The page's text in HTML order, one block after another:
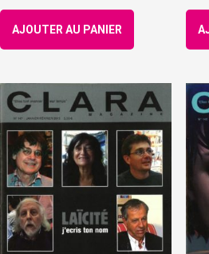
AJOUTER AU PANIER